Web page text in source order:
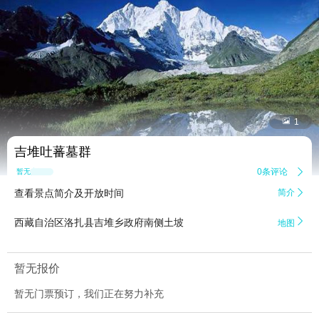
 1
吉堆吐蕃墓群
暂无点评 0条评论 
查看景点简介及开放时间 简介 
西藏自治区洛扎县吉堆乡政府南侧土坡 地图 
暂无报价
暂无门票预订，我们正在努力补充
